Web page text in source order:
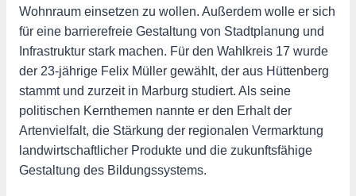
Wohnraum einsetzen zu wollen. Außerdem wolle er sich
für eine barrierefreie Gestaltung von Stadtplanung und
Infrastruktur stark machen. Für den Wahlkreis 17 wurde
der 23-jährige Felix Müller gewählt, der aus Hüttenberg
stammt und zurzeit in Marburg studiert. Als seine
politischen Kernthemen nannte er den Erhalt der
Artenvielfalt, die Stärkung der regionalen Vermarktung
landwirtschaftlicher Produkte und die zukunftsfähige
Gestaltung des Bildungssystems.